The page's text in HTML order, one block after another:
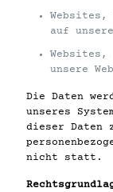
Websites,
auf
Websites,
unsere
Die Daten
unseres
dieser Daten
nicht statt.